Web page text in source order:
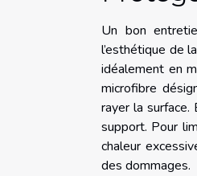
Un bon
l’esthétique de
idéalement en
microfibre
rayer la surface.
support. Pour
chaleur
des dommages.